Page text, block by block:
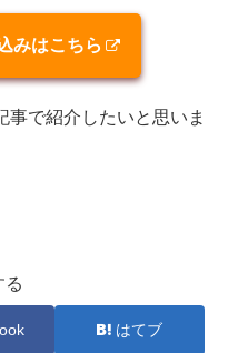
みはこちら
で紹介したいと思いま
る
はてブ